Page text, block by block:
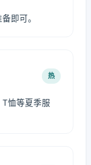
即可。
热
恤等夏季服